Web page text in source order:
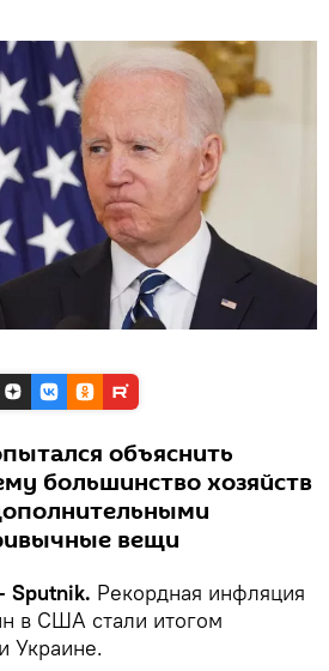
объяснить
большинство хозяйств
вещи
Рекордная инфляция
в США стали итогом
Украине.